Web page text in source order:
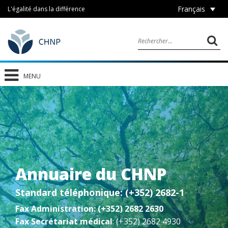
L'égalité dans la différence Français
MENU
Annuaire du CHNP
Standard téléphonique: (+352) 2682-1
Fax Administration: (+352) 2682 2630
Fax Secrétariat médical: (+352) 2682 4930